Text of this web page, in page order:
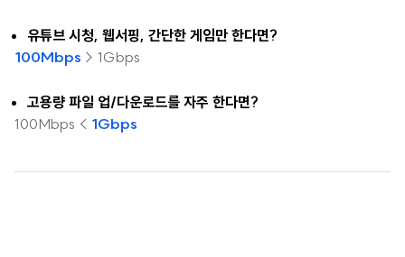
유튜브 시청, 웹서핑, 간단한 게임만 한다면?
100Mbps > 1Gbps
고용량 파일 업/다운로드를 자주 한다면?
100Mbps < 1Gbps